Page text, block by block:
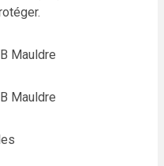
Mauldre
Mauldre